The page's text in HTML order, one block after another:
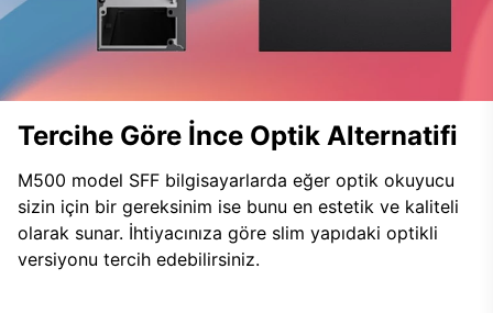
Tercihe Göre İnce Optik Alternatifi
M500 model SFF bilgisayarlarda eğer optik okuyucu
sizin için bir gereksinim ise bunu en estetik ve kaliteli
olarak sunar. İhtiyacınıza göre slim yapıdaki optikli
versiyonu tercih edebilirsiniz.